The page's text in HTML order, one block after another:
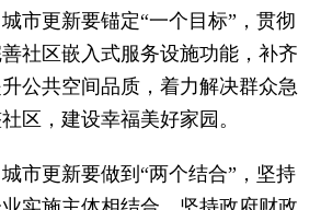
更新要锚定“一个目标”，贯彻
社区嵌入式服务设施功能，补齐
公共空间品质，着力解决群众急
区，建设幸福美好家园。
更新要做到“两个结合”，坚持